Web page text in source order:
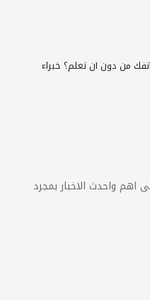
من دون أن تعلم؟ خبراء
اهم واحدث الاخبار بمجرد